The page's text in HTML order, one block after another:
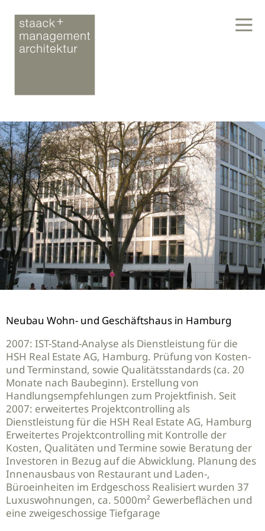
Neubau Wohn- und Geschäftshaus in Hamburg
2007: IST-Stand-Analyse als Dienstleistung für die
HSH Real Estate AG, Hamburg. Prüfung von Kosten-
und Terminstand, sowie Qualitätsstandards (ca. 20
Monate nach Baubeginn). Erstellung von
Handlungsempfehlungen zum Projektfinish. Seit
2007: erweitertes Projektcontrolling als
Dienstleistung für die HSH Real Estate AG, Hamburg
Erweitertes Projektcontrolling mit Kontrolle der
Kosten, Qualitäten und Termine sowie Beratung der
Investoren in Bezug auf die Abwicklung. Planung des
Innenausbaus von Restaurant und Laden-,
Büroeinheiten im Erdgeschoss Realisiert wurden 37
Luxuswohnungen, ca. 5000m² Gewerbeflächen und
eine zweigeschossige Tiefgarage